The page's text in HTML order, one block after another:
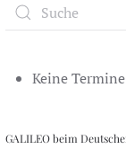
Keine Termine
GALILEO beim